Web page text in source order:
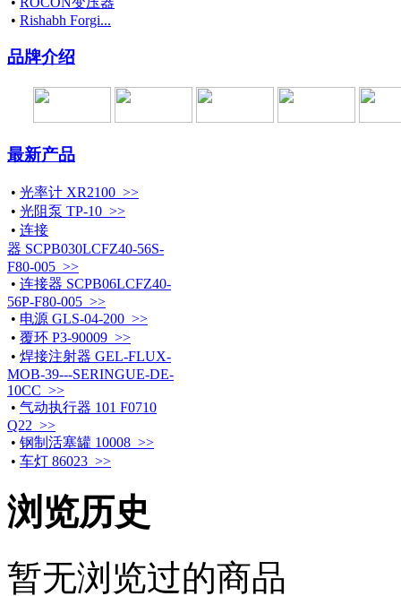
• Rishabh Forgi...
品牌介绍
最新产品
• 光率计 XR2100 >>
• 光阻泵 TP-10 >>
• 连接
器 SCPB030LCFZ40-56S-
F80-005 >>
• 连接器 SCPB06LCFZ40-
56P-F80-005 >>
• 电源 GLS-04-200 >>
• 覆环 P3-90009 >>
• 焊接注射器 GEL-FLUX-
MOB-39---SERINGUE-DE-
10CC >>
• 气动执行器 101 F0710
Q22 >>
• 钢制活塞罐 10008 >>
• 车灯 86023 >>
浏览历史
暂无浏览过的商品